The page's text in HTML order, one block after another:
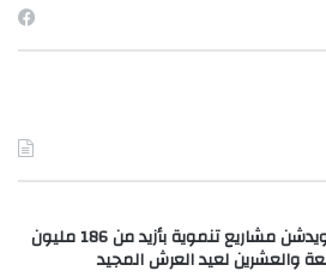
عامل إقليم صفرو يطلق ويدشن مشاريع تنموية بأزيد من 186 مليون
والعشرين لعيد العرش المجيد